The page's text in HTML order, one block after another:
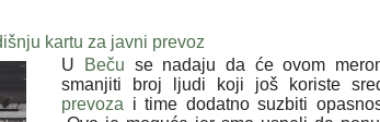
kartu za javni prevoz
U Beču se nadaju da će ovom
smanjiti broj ljudi koji još koriste
prevoza i time dodatno suzbiti